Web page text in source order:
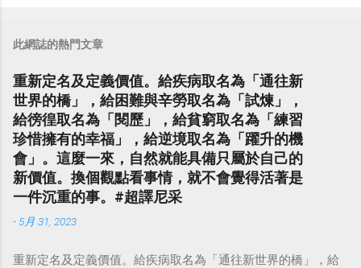
此網誌的熱門文章
重新定名及定義價值。給疾病取名為「通往新
世界的橋」，給困難與辛勞取名為「試煉」，
給徬徨取名為「閱歷」，給貧窮取名為「練習
珍惜擁有的幸福」，給逆境取名為「躍升的機
會」。這麼一來，自然就能具備只屬於自己的
新價值。換個觀點看事情，就不會覺得活著是
一件沉重的事。#超譯尼采
- 5月 31, 2023
重新定名及定義價值。給疾病取名為「通往新世界的橋」，給